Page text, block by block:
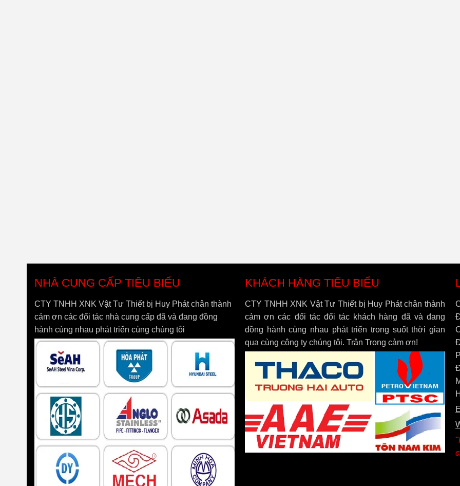
NHÀ CUNG CẤP TIÊU BIỂU
CTY TNHH XNK Vật Tư Thiết bị Huy Phát chân thành
cảm ơn các đối tác nhà cung cấp đã và đang đồng
hành cùng nhau phát triển cùng chúng tôi
KHÁCH HÀNG TIÊU BIỂU
CTY TNHH XNK Vật Tư Thiết bị Huy Phát chân thành
cảm ơn các đối tác đối tác khách hàng đã và đang
đồng hành cùng nhau phát triển trong suốt thời gian
qua cùng công ty chúng tôi. Trân Trọng cảm ơn!